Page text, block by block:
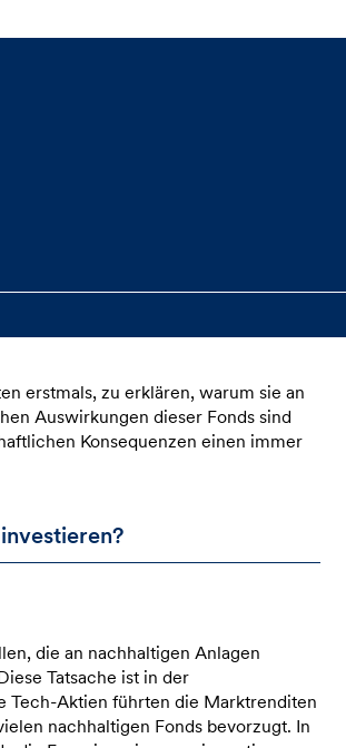
erstmals, zu erklären, warum sie an
Auswirkungen dieser Fonds sind
Konsequenzen einen immer
die an nachhaltigen Anlagen
Tatsache ist in der
Tech-Aktien führten die Marktrenditen
nachhaltigen Fonds bevorzugt. In